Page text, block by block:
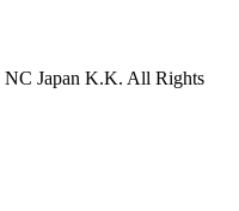
Japan K.K. All Rights